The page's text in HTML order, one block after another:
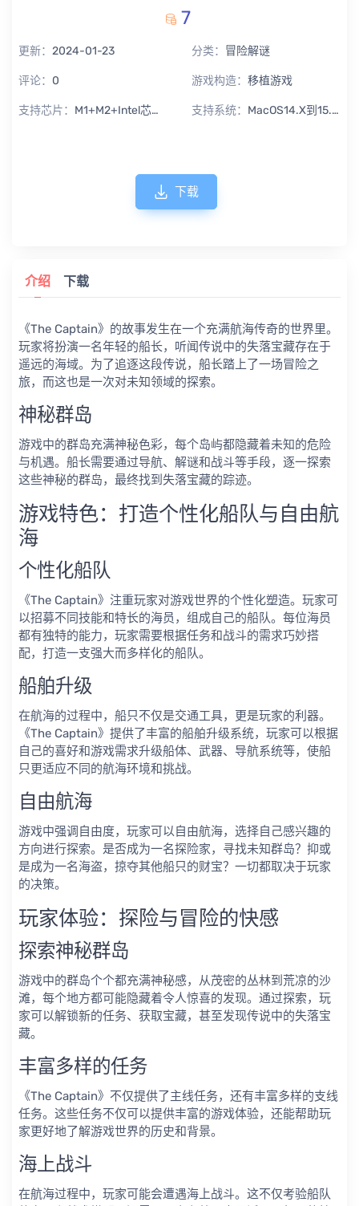
7
更新： 2024-01-23 分类： 冒险解谜
评论： 0 游戏构造： 移植游戏
支持芯片： M1+M2+Intel芯片通用 支持系统： MacOS14.X到15.X Sequoia
下载
介绍 下载
《The Captain》的故事发生在一个充满航海传奇的世界里。
玩家将扮演一名年轻的船长，听闻传说中的失落宝藏存在于
遥远的海域。为了追逐这段传说，船长踏上了一场冒险之
旅，而这也是一次对未知领域的探索。
神秘群岛
游戏中的群岛充满神秘色彩，每个岛屿都隐藏着未知的危险
与机遇。船长需要通过导航、解谜和战斗等手段，逐一探索
这些神秘的群岛，最终找到失落宝藏的踪迹。
游戏特色：打造个性化船队与自由航
海
个性化船队
《The Captain》注重玩家对游戏世界的个性化塑造。玩家可
以招募不同技能和特长的海员，组成自己的船队。每位海员
都有独特的能力，玩家需要根据任务和战斗的需求巧妙搭
配，打造一支强大而多样化的船队。
船舶升级
在航海的过程中，船只不仅是交通工具，更是玩家的利器。
《The Captain》提供了丰富的船舶升级系统，玩家可以根据
自己的喜好和游戏需求升级船体、武器、导航系统等，使船
只更适应不同的航海环境和挑战。
自由航海
游戏中强调自由度，玩家可以自由航海，选择自己感兴趣的
方向进行探索。是否成为一名探险家，寻找未知群岛？抑或
是成为一名海盗，掠夺其他船只的财宝？一切都取决于玩家
的决策。
玩家体验：探险与冒险的快感
探索神秘群岛
游戏中的群岛个个都充满神秘感，从茂密的丛林到荒凉的沙
滩，每个地方都可能隐藏着令人惊喜的发现。通过探索，玩
家可以解锁新的任务、获取宝藏，甚至发现传说中的失落宝
藏。
丰富多样的任务
《The Captain》不仅提供了主线任务，还有丰富多样的支线
任务。这些任务不仅可以提供丰富的游戏体验，还能帮助玩
家更好地了解游戏世界的历史和背景。
海上战斗
在航海过程中，玩家可能会遭遇海上战斗。这不仅考验船队